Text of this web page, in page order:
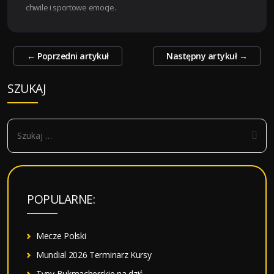
chwile i sportowe emocje.
Zobacz
← Poprzedni artykuł Następny artykuł →
SZUKAJ
S
k
POPULARNE:
Mecze Polski
Mundial 2026 Terminarz Kursy